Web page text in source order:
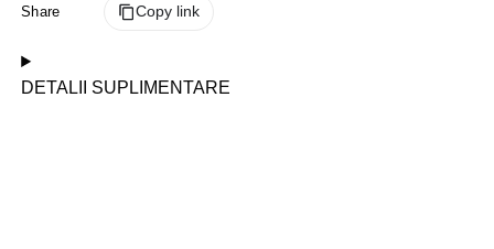
Share Copy link
DETALII SUPLIMENTARE